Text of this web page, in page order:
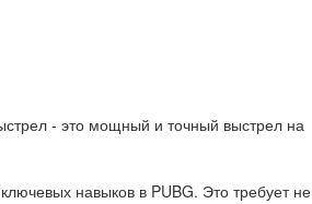
- это мощный и точный выстрел на
навыков в PUBG. Это требует не